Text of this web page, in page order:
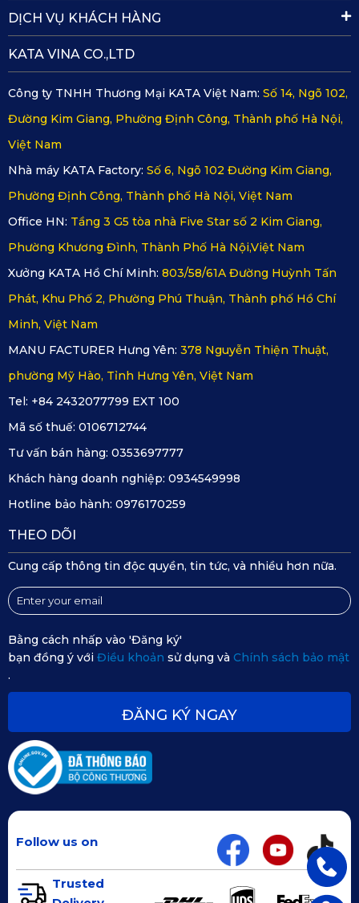
DỊCH VỤ KHÁCH HÀNG
KATA VINA CO.,LTD
Công ty TNHH Thương Mại KATA Việt Nam: Số 14, Ngõ 102,
Đường Kim Giang, Phường Định Công, Thành phố Hà Nội,
Việt Nam
Nhà máy KATA Factory: Số 6, Ngõ 102 Đường Kim Giang,
Phường Định Công, Thành phố Hà Nội, Việt Nam
Office HN: Tầng 3 G5 tòa nhà Five Star số 2 Kim Giang,
Phường Khương Đình, Thành Phố Hà Nội,Việt Nam
Xưởng KATA Hồ Chí Minh: 803/58/61A Đường Huỳnh Tấn
Phát, Khu Phố 2, Phường Phú Thuận, Thành phố Hồ Chí
Minh, Việt Nam
MANU FACTURER Hưng Yên: 378 Nguyễn Thiện Thuật,
phường Mỹ Hào, Tỉnh Hưng Yên, Việt Nam
Tel: +84 2432077799 EXT 100
Mã số thuế: 0106712744
Tư vấn bán hàng: 0353697777
Khách hàng doanh nghiệp: 0934549998
Hotline bảo hành: 0976170259
THEO DÕI
Cung cấp thông tin độc quyền, tin tức, và nhiều hơn nữa.
Bằng cách nhấp vào 'Đăng ký'
bạn đồng ý với Điều khoản sử dụng và Chính sách bảo mật
.
ĐĂNG KÝ NGAY
Follow us on
Trusted